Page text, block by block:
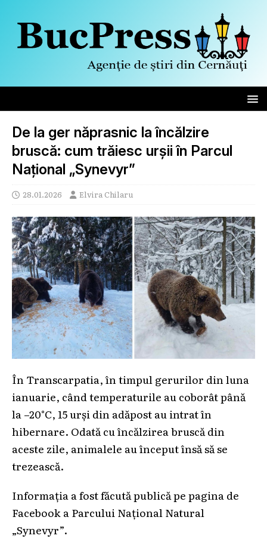
De la ger năprasnic la încălzire
bruscă: cum trăiesc urșii în Parcul
Național „Synevyr”
28.01.2026 Elvira Chilaru
În Transcarpatia, în timpul gerurilor din luna
ianuarie, când temperaturile au coborât până
la –20°C, 15 urși din adăpost au intrat în
hibernare. Odată cu încălzirea bruscă din
aceste zile, animalele au început însă să se
trezească.
Informația a fost făcută publică pe pagina de
Facebook a Parcului Național Natural
„Synevyr”.